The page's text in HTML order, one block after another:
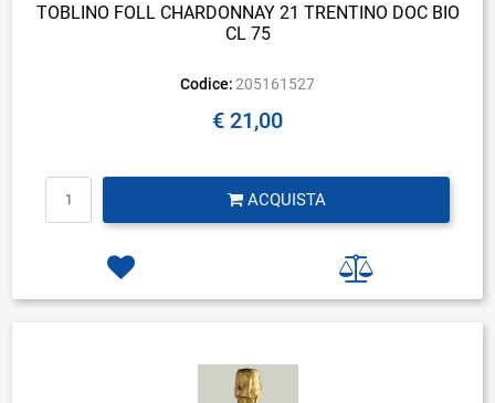
TOBLINO FOLL CHARDONNAY 21 TRENTINO DOC BIO
CL 75
Codice: 205161527
€ 21,00
ACQUISTA